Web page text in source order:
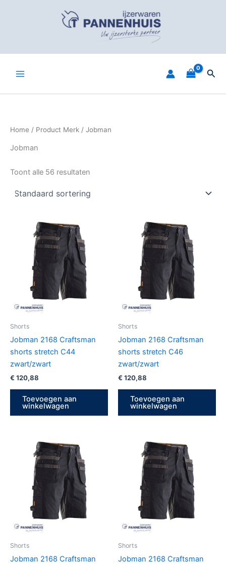
Home / Product Merk / Jobman
Jobman
Toont alle 56 resultaten
Shorts
Jobman 2168 Craftsman
shorts stretch C44
zwart/zwart
€ 120,88
Toevoegen aan
winkelwagen
Shorts
Jobman 2168 Craftsman
shorts stretch C46
zwart/zwart
€ 120,88
Toevoegen aan
winkelwagen
Shorts
Jobman 2168 Craftsman
Shorts
Jobman 2168 Craftsman